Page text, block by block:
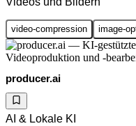
video-compression image-
producer.ai
AI & Lokale KI